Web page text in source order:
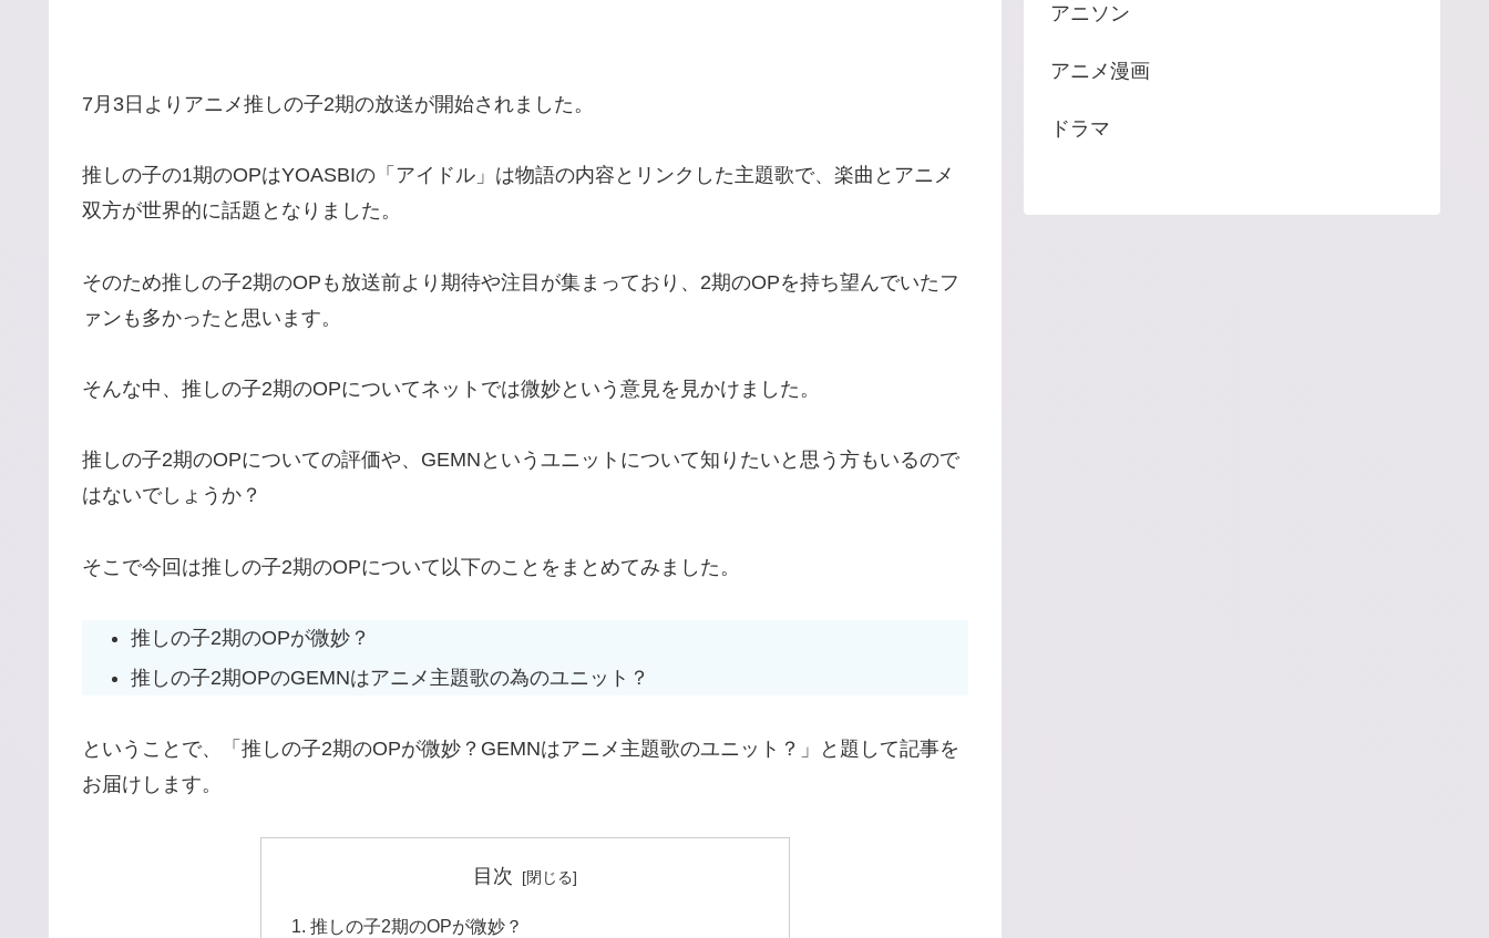
7月3日よりアニメ推しの子2期の放送が開始されました。
推しの子の1期のOPはYOASBIの「アイドル」は物語の内容とリンクした主題歌で、楽曲とアニメ
双方が世界的に話題となりました。
そのため推しの子2期のOPも放送前より期待や注目が集まっており、2期のOPを持ち望んでいたフ
ァンも多かったと思います。
そんな中、推しの子2期のOPについてネットでは微妙という意見を見かけました。
推しの子2期のOPについての評価や、GEMNというユニットについて知りたいと思う方もいるので
はないでしょうか？
そこで今回は推しの子2期のOPについて以下のことをまとめてみました。
推しの子2期のOPが微妙？
推しの子2期OPのGEMNはアニメ主題歌の為のユニット？
ということで、「推しの子2期のOPが微妙？GEMNはアニメ主題歌のユニット？」と題して記事を
お届けします。
目次
推しの子2期のOPが微妙？
アニソン
アニメ漫画
ドラマ